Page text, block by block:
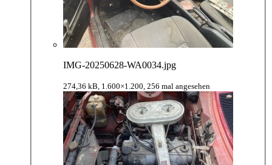
IMG-20250628-WA0034.jpg
274,36 kB, 1.600×1.200, 256 mal angesehen